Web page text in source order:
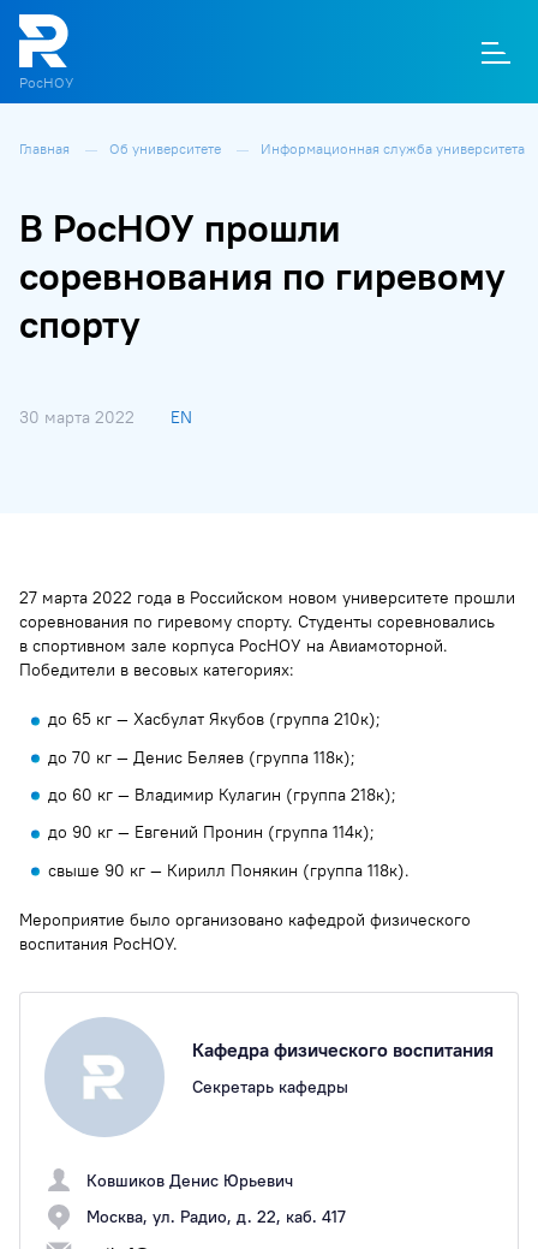
РосНОУ
Главная Об университете Информационная служба университета
В РосНОУ прошли
соревнования по гиревому
спорту
30 марта 2022 EN
27 марта 2022 года в Российском новом университете прошли
соревнования по гиревому спорту. Студенты соревновались
в спортивном зале корпуса РосНОУ на Авиамоторной.
Победители в весовых категориях:
до 65 кг — Хасбулат Якубов (группа 210к);
до 70 кг — Денис Беляев (группа 118к);
до 60 кг — Владимир Кулагин (группа 218к);
до 90 кг — Евгений Пронин (группа 114к);
свыше 90 кг — Кирилл Понякин (группа 118к).
Мероприятие было организовано кафедрой физического
воспитания РосНОУ.
Кафедра физического воспитания
Секретарь кафедры
Ковшиков Денис Юрьевич
Москва, ул. Радио, д. 22, каб. 417